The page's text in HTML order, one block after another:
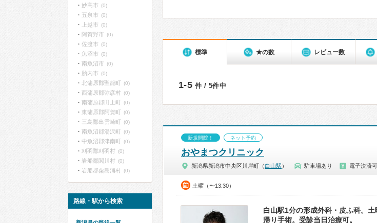
標準 ★の数 レビュー数
1-5 件 / 5件中
新規開院！ ネット予約
おやまつクリニック
新潟県新潟市中央区川岸町（白山駅 ） 駐車場あり 電子決済可
土曜（〜13:30）
白山駅1分の形成外科・皮ふ科。
帰り手術。受診当日治療可。
妙高市 (0)
五泉市 (0)
上越市 (0)
阿賀野市 (0)
佐渡市 (0)
魚沼市 (0)
南魚沼市 (0)
胎内市 (0)
北蒲原郡聖籠町 (0)
西蒲原郡弥彦村 (0)
南蒲原郡田上町 (0)
東蒲原郡阿賀町 (0)
三島郡出雲崎町 (0)
南魚沼郡湯沢町 (0)
中魚沼郡津南町 (0)
刈羽郡刈羽村 (0)
岩船郡関川村 (0)
岩船郡粟島浦村 (0)
路線・駅から検索